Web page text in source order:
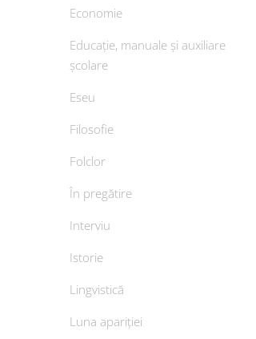
Economie
Educație, manuale și auxiliare
școlare
Eseu
Filosofie
Folclor
În pregătire
Interviu
Istorie
Lingvistică
Luna apariției